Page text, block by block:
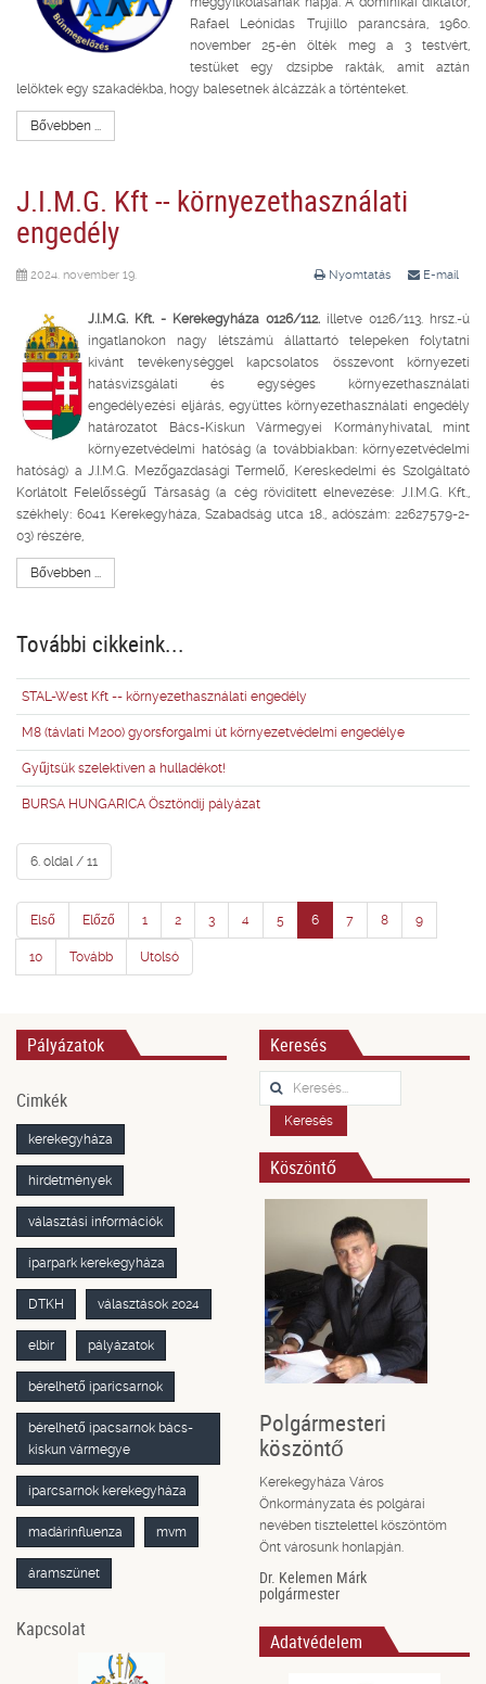
Rafael Leónidas Trujillo parancsára, 1960.
november 25-én ölték meg a 3 testvért,
testüket egy dzsipbe rakták, amit aztán
lelöktek egy szakadékba, hogy balesetnek álcázzák a történteket.
Bővebben ...
J.I.M.G. Kft -- környezethasználati
engedély
Nyomtatás E-mail
2024. november 19.
J.I.M.G. Kft. - Kerekegyháza 0126/112. illetve 0126/113. hrsz.-ú
ingatlanokon nagy létszámú állattartó telepeken folytatni
kívánt tevékenységgel kapcsolatos összevont környezeti
hatásvizsgálati és egységes környezethasználati
engedélyezési eljárás, együttes környezethasználati engedély
határozatot Bács-Kiskun Vármegyei Kormányhivatal, mint
környezetvédelmi hatóság (a továbbiakban: környezetvédelmi
hatóság) a J.I.M.G. Mezőgazdasági Termelő, Kereskedelmi és Szolgáltató
Korlátolt Felelősségű Társaság (a cég rövidített elnevezése: J.I.M.G. Kft.,
székhely: 6041 Kerekegyháza, Szabadság utca 18., adószám: 22627579-2-
03) részére,
Bővebben ...
További cikkeink...
STAL-West Kft -- környezethasználati engedély
M8 (távlati M200) gyorsforgalmi út környezetvédelmi engedélye
Gyűjtsük szelektíven a hulladékot!
BURSA HUNGARICA Ösztöndíj pályázat
6. oldal / 11
Első Előző 1 2 3 4 5 6 7 8 9
10 Tovább Utolsó
Pályázatok
Cimkék
kerekegyháza
hirdetmények
választási információk
iparpark kerekegyháza
DTKH választások 2024
elbir pályázatok
bérelhető iparicsarnok
bérelhető ipacsarnok bács-
kiskun vármegye
iparcsarnok kerekegyháza
madárinfluenza mvm
áramszünet
Kapcsolat
Keresés
Keresés...
Keresés
Köszöntő
Polgármesteri
köszöntő
Kerekegyháza Város
Önkormányzata és polgárai
nevében tisztelettel köszöntöm
Önt városunk honlapján.
Dr. Kelemen Márk
polgármester
Adatvédelem